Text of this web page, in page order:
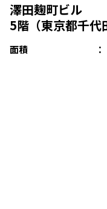
澤田麹町ビル
5階（東京都千代
面積 ：